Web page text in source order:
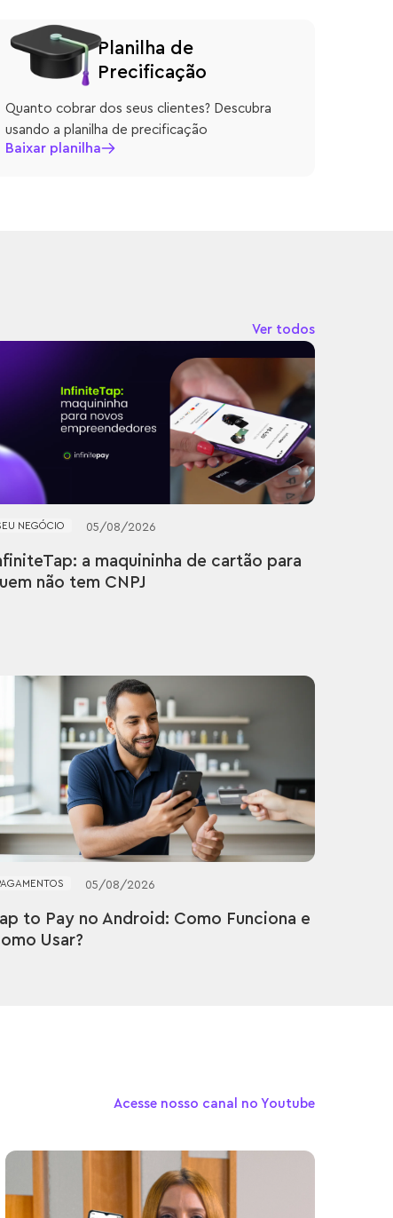
Planilha de
Precificação
Quanto cobrar dos seus clientes? Descubra
usando a planilha de precificação
Baixar planilha
Ver todos
NEGÓCIO 05 /08 /2026
a maquininha de cartão para
não tem CNPJ
05/08/2026
to Pay no Android: Como Funciona e
Usar?
Acesse nosso canal no Youtube